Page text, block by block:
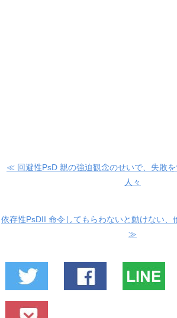
≪ 回避性PsD 親の強迫観念のせいで、失敗
人々
依存性PsDII 命令してもらわないと動けない、
≫